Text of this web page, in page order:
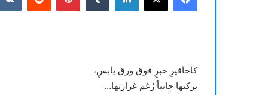
كأحافيرِ حبرٍ فوق ورق يابسٍ،
تركتها جانباً رُغم غزارتها…